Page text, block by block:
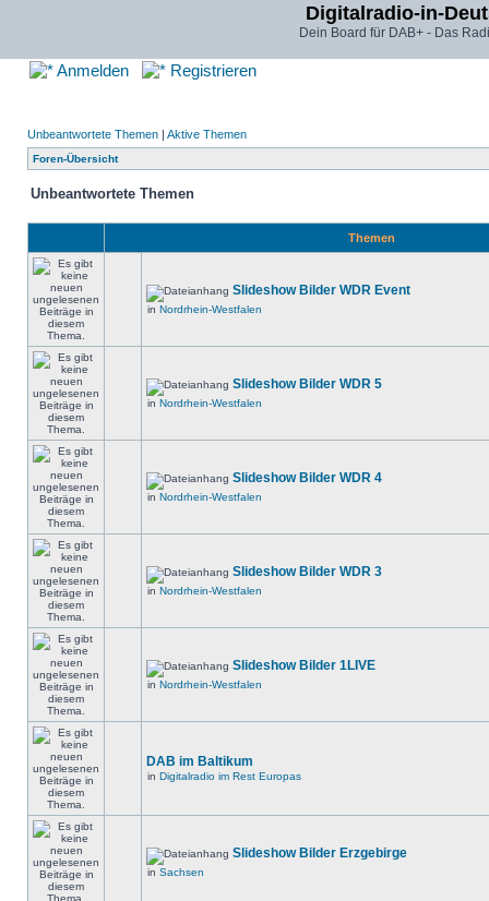
Digitalradio-in-
Dein Board für DAB+ - Das
Anmelden Registrieren
Unbeantwortete Themen | Aktive Themen
Foren-Übersicht
Unbeantwortete Themen
Themen
Slideshow Bilder WDR Event
in Nordrhein-Westfalen
Slideshow Bilder WDR 5
in Nordrhein-Westfalen
Slideshow Bilder WDR 4
in Nordrhein-Westfalen
Slideshow Bilder WDR 3
in Nordrhein-Westfalen
Slideshow Bilder 1LIVE
in Nordrhein-Westfalen
DAB im Baltikum
in Digitalradio im Rest Europas
Slideshow Bilder Erzgebirge
in Sachsen